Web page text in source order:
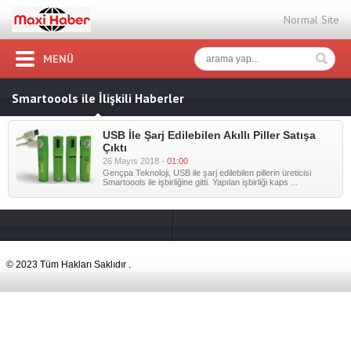
Normal Site
MENÜ
Smartoools ile İlişkili Haberler
USB İle Şarj Edilebilen Akıllı Piller Satışa
Çıktı
26 Mayıs 2018 - 01:00
Gençpa Teknoloji, USB ile şarj edilebilen pillerin üreticisi
Smartoools ile işbirliğine gitti. Yapılan işbirliği kaps ...
© 2023 Tüm Hakları Saklıdır .